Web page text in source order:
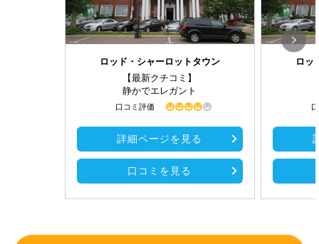
ロッド・シャーロットタウン
【最新クチコミ】
静かでエレガント
口コミ評価
詳細ページを見る
口コミを見る
ロッ